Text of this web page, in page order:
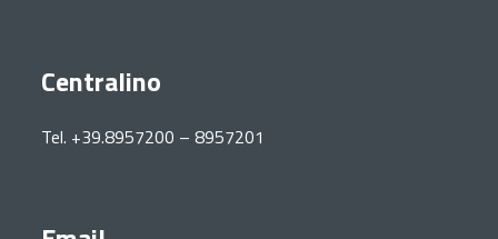
Centralino
Tel. +39.8957200 – 8957201